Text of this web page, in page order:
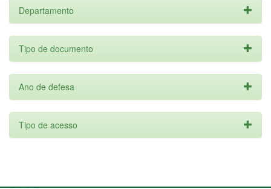
Departamento
Tipo de documento
Ano de defesa
Tipo de acesso